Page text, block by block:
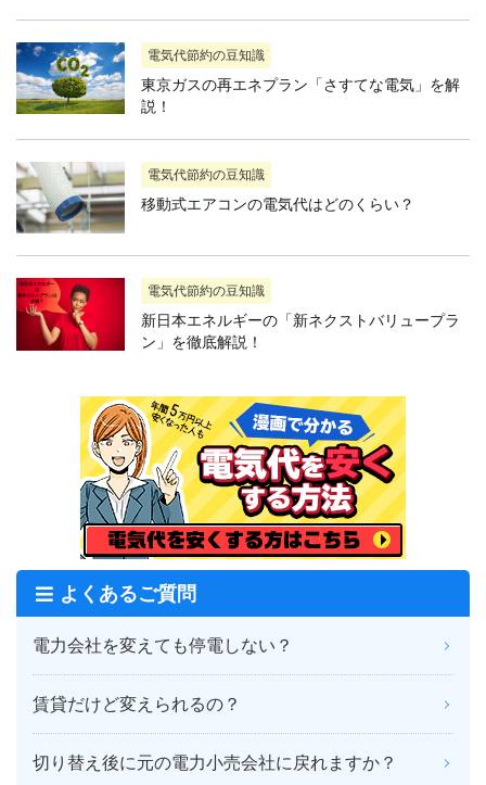
電気代節約の豆知識
東京ガスの再エネプラン「さすてな電気」を解
説！
電気代節約の豆知識
移動式エアコンの電気代はどのくらい？
電気代節約の豆知識
新日本エネルギーの「新ネクストバリュープラ
ン」を徹底解説！
よくあるご質問
電力会社を変えても停電しない？
賃貸だけど変えられるの？
切り替え後に元の電力小売会社に戻れますか？